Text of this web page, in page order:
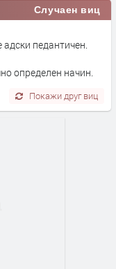
Случаен виц
педантичен.
определен начин.
Покажи друг виц